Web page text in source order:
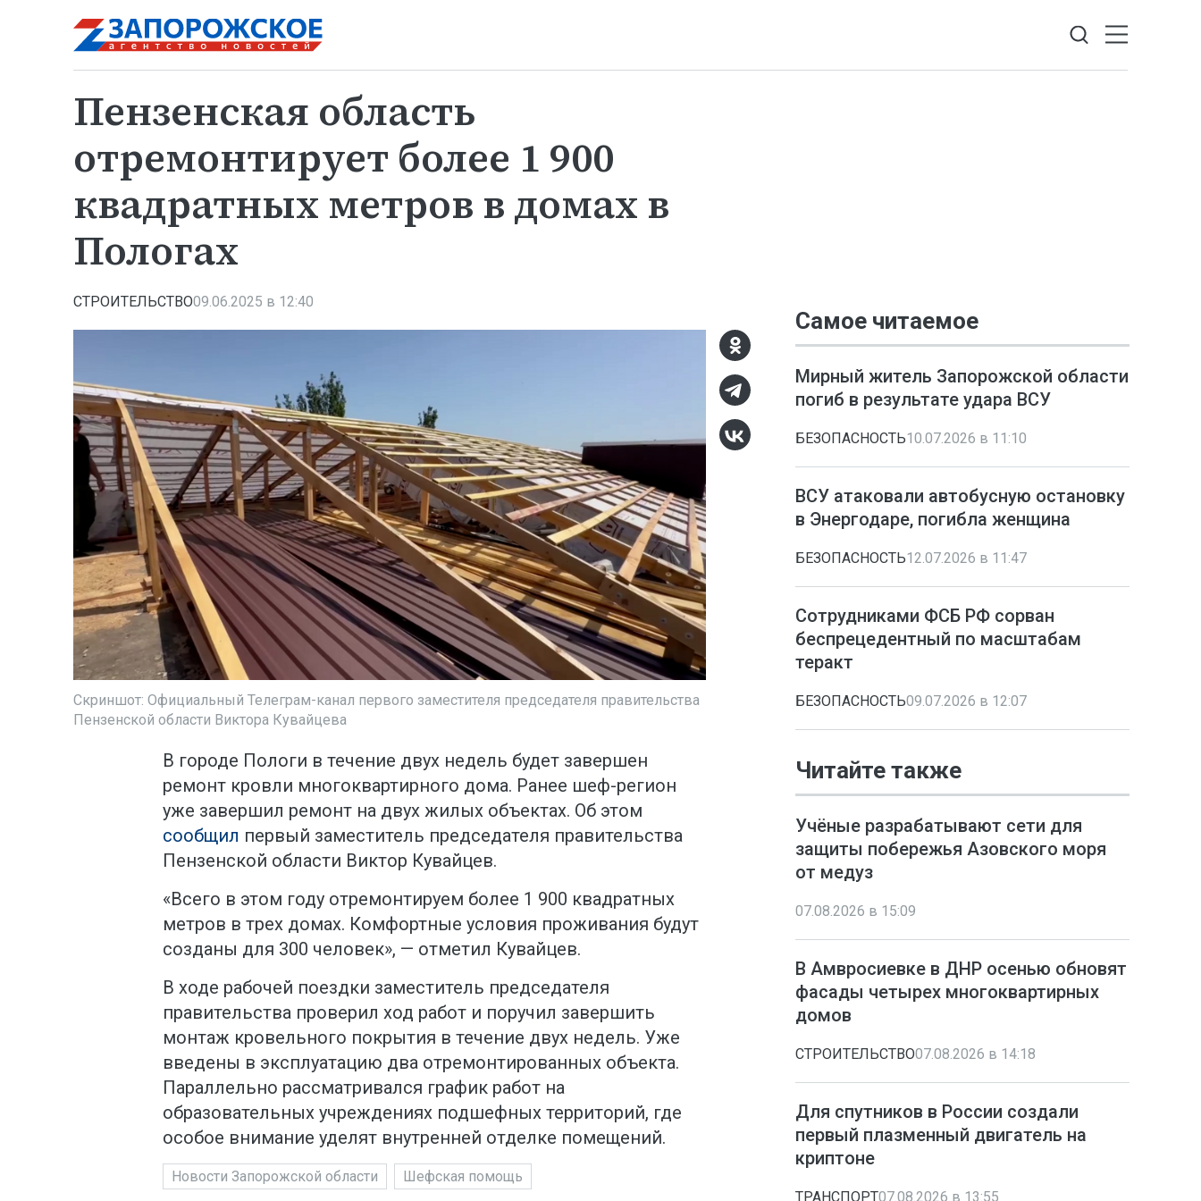
Пензенская область
отремонтирует более 1 900
квадратных метров в домах в
Пологах
СТРОИТЕЛЬСТВО09.06.2025 в 12:40
Скриншот: Официальный Телеграм-канал первого заместителя председателя правительства
Пензенской области Виктора Кувайцева
В городе Пологи в течение двух недель будет завершен
ремонт кровли многоквартирного дома. Ранее шеф-регион
уже завершил ремонт на двух жилых объектах. Об этом
сообщил первый заместитель председателя правительства
Пензенской области Виктор Кувайцев.
«Всего в этом году отремонтируем более 1 900 квадратных
метров в трех домах. Комфортные условия проживания будут
созданы для 300 человек», — отметил Кувайцев.
В ходе рабочей поездки заместитель председателя
правительства проверил ход работ и поручил завершить
монтаж кровельного покрытия в течение двух недель. Уже
введены в эксплуатацию два отремонтированных объекта.
Параллельно рассматривался график работ на
образовательных учреждениях подшефных территорий, где
особое внимание уделят внутренней отделке помещений.
Новости Запорожской области Шефская помощь
Самое читаемое
Мирный житель Запорожской области
погиб в результате удара ВСУ
БЕЗОПАСНОСТЬ10.07.2026 в 11:10
ВСУ атаковали автобусную остановку
в Энергодаре, погибла женщина
БЕЗОПАСНОСТЬ12.07.2026 в 11:47
Сотрудниками ФСБ РФ сорван
беспрецедентный по масштабам
теракт
БЕЗОПАСНОСТЬ09.07.2026 в 12:07
Читайте также
Учёные разрабатывают сети для
защиты побережья Азовского моря
от медуз
07.08.2026 в 15:09
В Амвросиевке в ДНР осенью обновят
фасады четырех многоквартирных
домов
СТРОИТЕЛЬСТВО07.08.2026 в 14:18
Для спутников в России создали
первый плазменный двигатель на
криптоне
ТРАНСПОРТ07.08.2026 в 13:55